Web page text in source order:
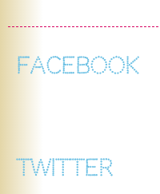
FACEBOOK
TWITTER